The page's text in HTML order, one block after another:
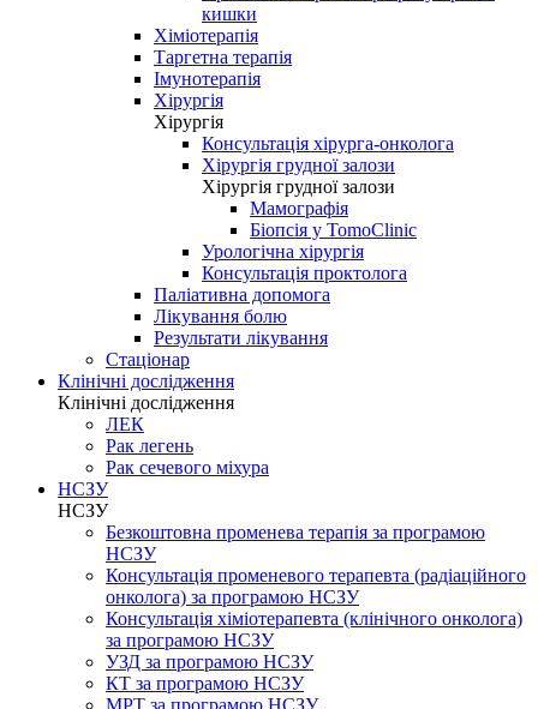
кишки
Хіміотерапія
Таргетна терапія
Імунотерапія
Хірургія
Хірургія
Консультація хірурга-онколога
Хірургія грудної залози
Хірургія грудної залози
Мамографія
Біопсія у TomoClinic
Урологічна хірургія
Консультація проктолога
Паліативна допомога
Лікування болю
Результати лікування
Стаціонар
Клінічні дослідження
Клінічні дослідження
ЛЕК
Рак легень
Рак сечевого міхура
НСЗУ
НСЗУ
Безкоштовна променева терапія за програмою
НСЗУ
Консультація променевого терапевта (радіаційного
онколога) за програмою НСЗУ
Консультація хіміотерапевта (клінічного онколога)
за програмою НСЗУ
УЗД за програмою НСЗУ
КТ за програмою НСЗУ
МРТ за програмою НСЗУ